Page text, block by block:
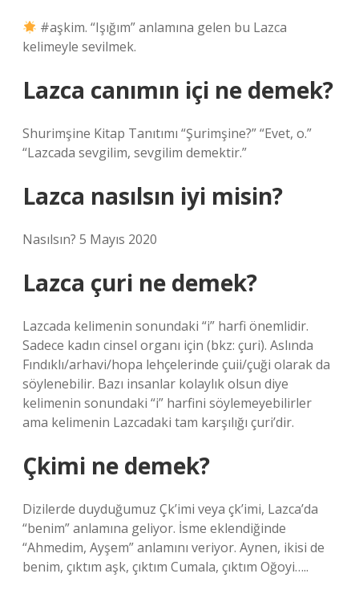
#aşkim. “Işığım” anlamına gelen bu Lazca
kelimeyle sevilmek.
Lazca canımın içi ne demek?
Shurimşine Kitap Tanıtımı “Şurimşine?” “Evet, o.”
“Lazcada sevgilim, sevgilim demektir.”
Lazca nasılsın iyi misin?
Nasılsın? 5 Mayıs 2020
Lazca çuri ne demek?
Lazcada kelimenin sonundaki “i” harfi önemlidir.
Sadece kadın cinsel organı için (bkz: çuri). Aslında
Fındıklı/arhavi/hopa lehçelerinde çuii/çuği olarak da
söylenebilir. Bazı insanlar kolaylık olsun diye
kelimenin sonundaki “i” harfini söylemeyebilirler
ama kelimenin Lazcadaki tam karşılığı çuri’dir.
Çkimi ne demek?
Dizilerde duyduğumuz Çk’imi veya çk’imi, Lazca’da
“benim” anlamına geliyor. İsme eklendiğinde
“Ahmedim, Ayşem” anlamını veriyor. Aynen, ikisi de
benim, çıktım aşk, çıktım Cumala, çıktım Oğoyi…..